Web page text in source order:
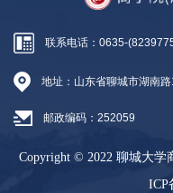
联系电话：0635-
地址：山东省聊城市湖南
邮政编码：252059
Copyright © 2022 聊城大学
ICP